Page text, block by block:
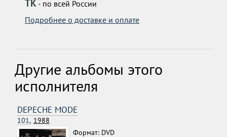
ТК- по всей России
Подробнее о доставке и оплате
Другие альбомы этого
исполнителя
DEPECHE MODE
101, 1988
Формат: DVD